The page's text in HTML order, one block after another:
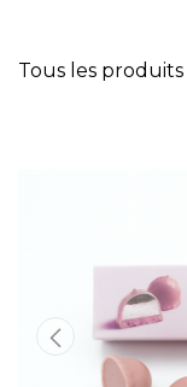
Tous les produits